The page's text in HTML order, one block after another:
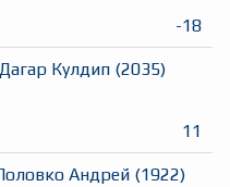
-18
Дагар Кулдип (2035)
11
Андрей (1922)